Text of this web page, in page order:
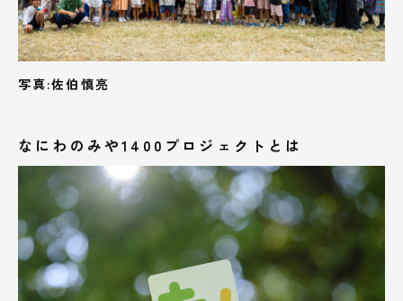
写真:佐伯慎亮
なにわのみや1400プロジェクトとは